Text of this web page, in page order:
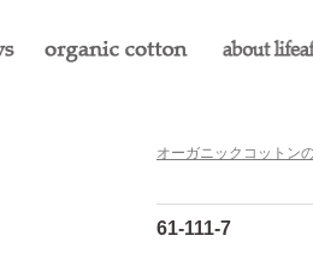
オーガニックコットン
61-111-7